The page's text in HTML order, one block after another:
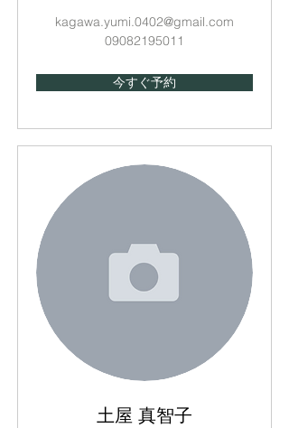
kagawa.yumi.0402@gmail.com
09082195011
今すぐ予約
土屋 真智子